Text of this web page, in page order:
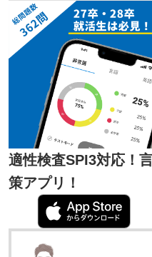
適性検査SPI3対応！
策アプリ！